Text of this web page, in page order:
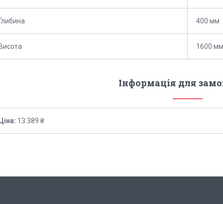
400 мм
1600 мм
Інформація для
13 389 ₴